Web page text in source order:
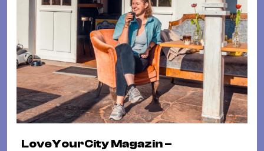
LoveYourCity Magazin –